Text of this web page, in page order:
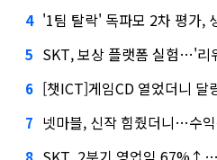
4 '1팀 탈락' 독파모 2차 평가,
5 SKT, 보상 플랫폼 실험…'리
6 [챗ICT]게임CD 열었더니 달
7 넷마블, 신작 힘줬더니…수